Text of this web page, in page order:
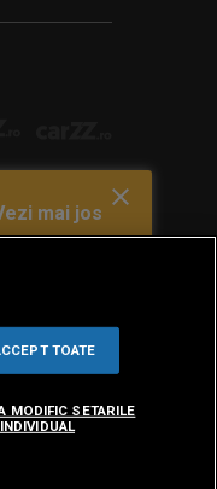
mai jos
TOATE
MODIFIC SETARILE
INDIVIDUAL